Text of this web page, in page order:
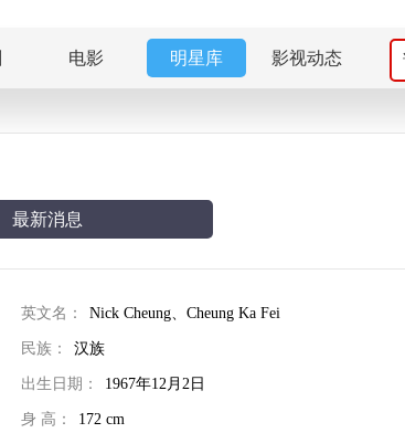
电影 明星库 影视动态
最新消息
英文名： Nick Cheung、Cheung Ka Fei
民族： 汉族
出生日期： 1967年12月2日
身 高： 172 cm